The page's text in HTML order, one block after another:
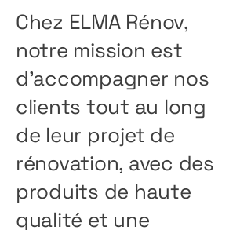
Chez ELMA Rénov,
notre mission est
d’accompagner nos
clients tout au long
de leur projet de
rénovation, avec des
produits de haute
qualité et une